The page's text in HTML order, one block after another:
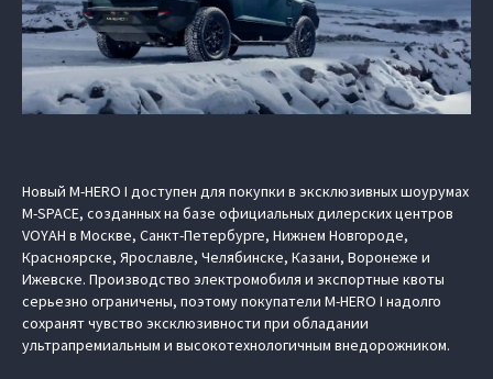
Новый M‑HERO I доступен для покупки в эксклюзивных шоурумах
M-SPACE, созданных на базе официальных дилерских центров
VOYAH в Москве, Санкт-Петербурге, Нижнем Новгороде,
Красноярске, Ярославле, Челябинске, Казани, Воронеже и
Ижевске. Производство электромобиля и экспортные квоты
серьезно ограничены, поэтому покупатели M‑HERO I надолго
сохранят чувство эксклюзивности при обладании
ультрапремиальным и высокотехнологичным внедорожником.